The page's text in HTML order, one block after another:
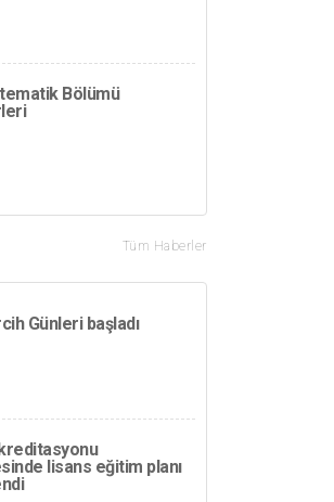
Bölümü
Tüm Haberler
Günleri başladı
lisans eğitim planı